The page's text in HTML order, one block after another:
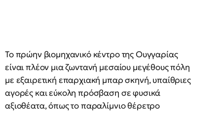
Το πρώην βιομηχανικό κέντρο της Ουγγαρίας
είναι πλέον μια ζωντανή μεσαίου μεγέθους πόλη
με εξαιρετική επαρχιακή μπαρ σκηνή, υπαίθριες
αγορές και εύκολη πρόσβαση σε φυσικά
αξιοθέατα, όπως το παραλίμνιο θέρετρο